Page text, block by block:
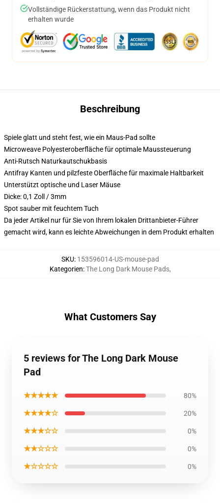
Vollständige Rückerstattung, wenn das Produkt nicht
erhalten wurde
Beschreibung
Spiele glatt und steht fest, wie ein Maus-Pad sollte
Microweave Polyesteroberfläche für optimale Maussteuerung
Anti-Rutsch Naturkautschukbasis
Antifray Kanten und pilzfeste Oberfläche für maximale Haltbarkeit
Unterstützt optische und Laser Mäuse
Dicke: 0,1 Zoll / 3mm
Spot sauber mit feuchtem Tuch
Da jeder Artikel nur für Sie von Ihrem lokalen Drittanbieter-Führer
gemacht wird, kann es leichte Abweichungen in dem Produkt erhalten
SKU: 153596014-US-mouse-pad
Kategorien:The Long Dark Mouse Pads,
What Customers Say
5 reviews for The Long Dark Mouse
Pad
★★★★★ 80%
★★★★☆ 20%
★★★☆☆ 0%
★★☆☆☆ 0%
★☆☆☆☆ 0%